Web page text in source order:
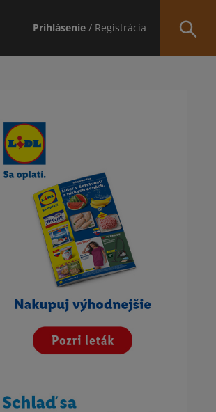
Prihlásenie / Registrácia
Obsah bočného panela